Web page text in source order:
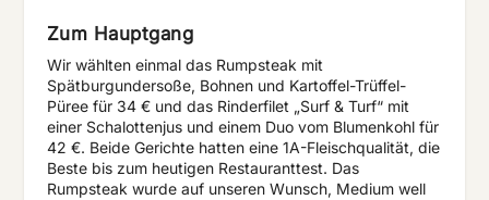
Zum Hauptgang
Wir wählten einmal das Rumpsteak mit
Spätburgundersoße, Bohnen und Kartoffel-Trüffel-
Püree für 34 € und das Rinderfilet „Surf & Turf“ mit
einer Schalottenjus und einem Duo vom Blumenkohl für
42 €. Beide Gerichte hatten eine 1A-Fleischqualität, die
Beste bis zum heutigen Restauranttest. Das
Rumpsteak wurde auf unseren Wunsch, Medium well